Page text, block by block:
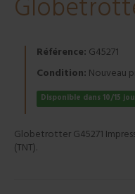
Référence: G45271
Condition: Nouveau
Disponible dans 10/15
Globetrotter G45271
(TNT).